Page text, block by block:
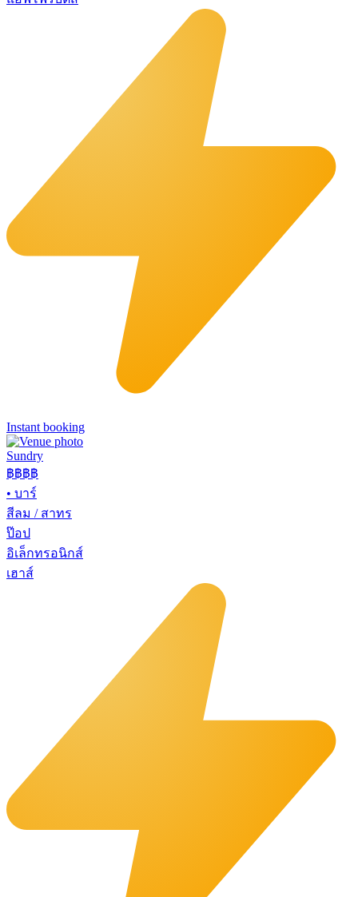
Instant booking
Sundry
฿฿฿฿
• บาร์
สีลม / สาทร
ป๊อป
อิเล็กทรอนิกส์
เฮาส์